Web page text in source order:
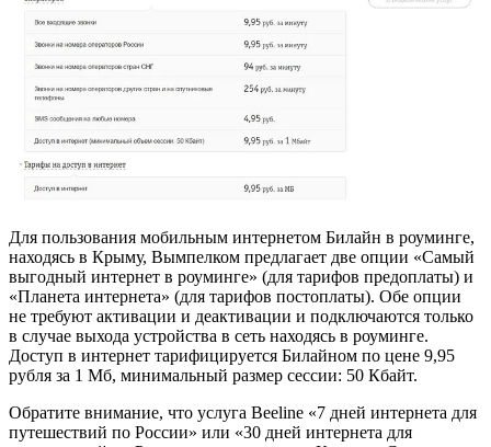
Для пользования мобильным интернетом Билайн в роуминге,
находясь в Крыму, Вымпелком предлагает две опции «Самый
выгодный интернет в роуминге» (для тарифов предоплаты) и
«Планета интернета» (для тарифов постоплаты). Обе опции
не требуют активации и деактивации и подключаются только
в случае выхода устройства в сеть находясь в роуминге.
Доступ в интернет тарифицируется Билайном по цене 9,95
рубля за 1 Мб, минимальный размер сессии: 50 Кбайт.
Обратите внимание, что услуга Beeline «7 дней интернета для
путешествий по России» или «30 дней интернета для